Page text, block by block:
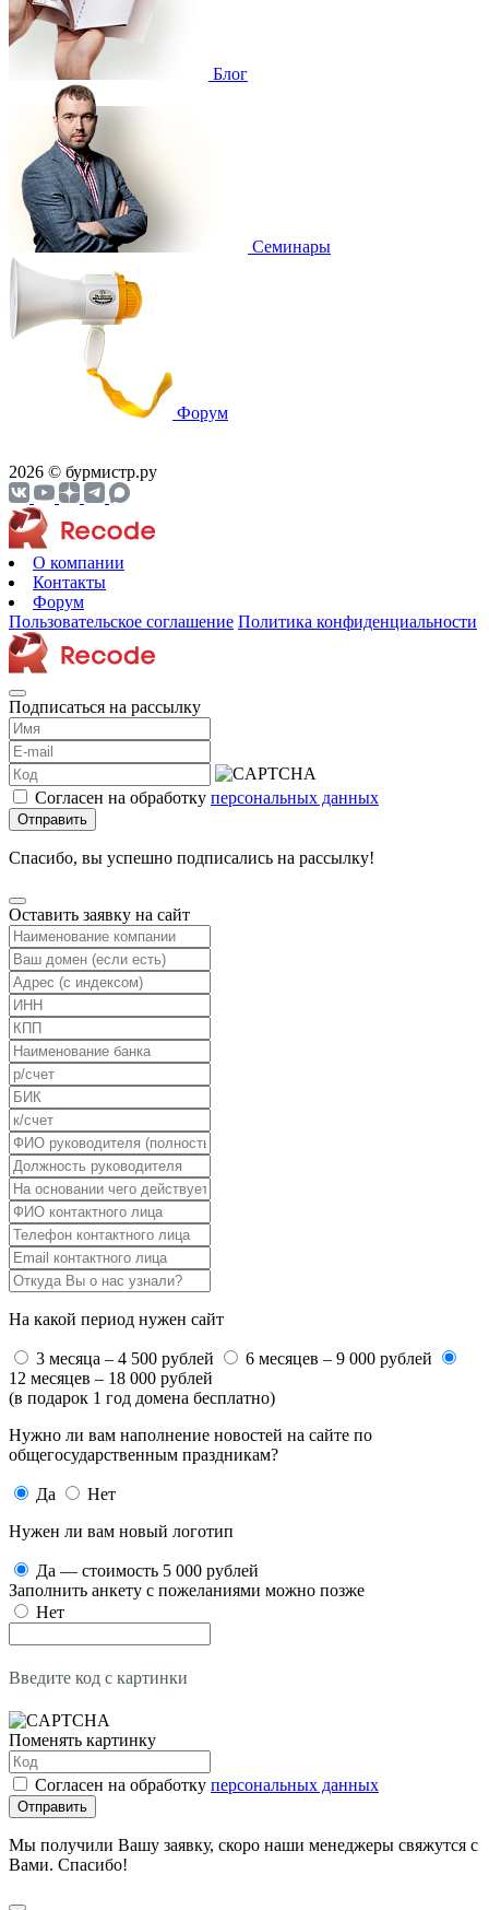
Блог
Cеминары
Форум
2026 © бурмистр.ру
О компании
Контакты
Форум
Пользовательское соглашение Политика конфиденциальности
Подписаться на рассылку
Согласен на обработку персональных данных
Отправить
Спасибо, вы успешно подписались на рассылку!
Оставить заявку на сайт
На какой период нужен сайт
3 месяца – 4 500 рублей
6 месяцев – 9 000 рублей
12 месяцев – 18 000 рублей
(в подарок 1 год домена бесплатно)
Нужно ли вам наполнение новостей на сайте по
общегосударственным праздникам?
Да
Нет
Нужен ли вам новый логотип
Да — стоимость 5 000 рублей
Заполнить анкету с пожеланиями можно позже
Нет
Введите код с картинки
Поменять картинку
Согласен на обработку персональных данных
Отправить
Мы получили Вашу заявку, скоро наши менеджеры свяжутся с
Вами. Спасибо!